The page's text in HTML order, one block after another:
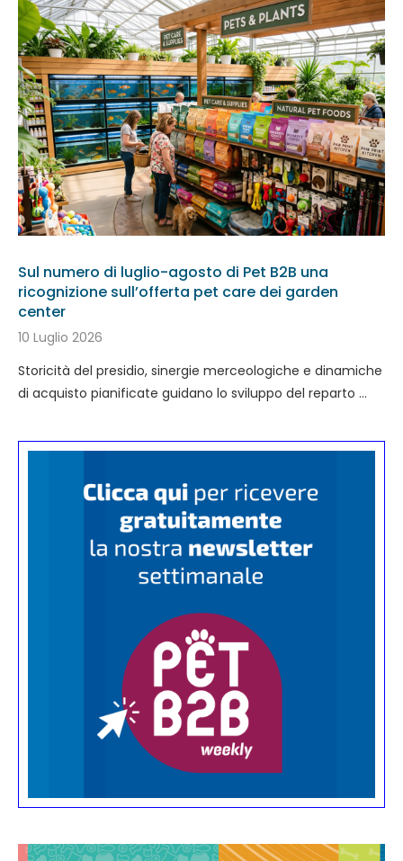
Sul numero di luglio-agosto di Pet B2B una
ricognizione sull’offerta pet care dei garden
center
10 Luglio 2026
Storicità del presidio, sinergie merceologiche e dinamiche
di acquisto pianificate guidano lo sviluppo del reparto …